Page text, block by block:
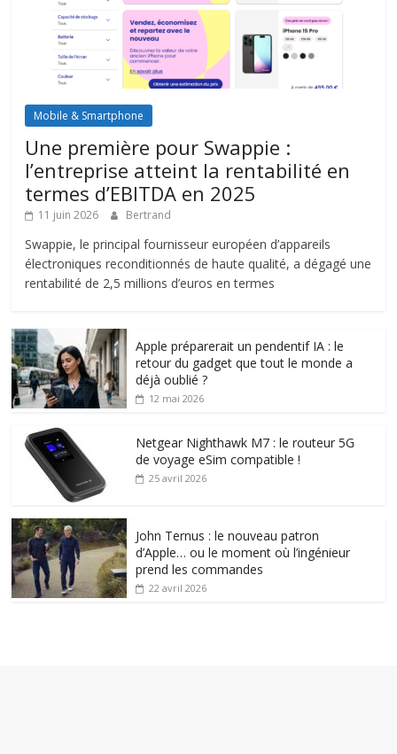
Mobile & Smartphone
Une première pour Swappie :
l’entreprise atteint la rentabilité en
termes d’EBITDA en 2025
11 juin 2026 Bertrand
Swappie, le principal fournisseur européen d’appareils
électroniques reconditionnés de haute qualité, a dégagé une
rentabilité de 2,5 millions d’euros en termes
Apple préparerait un pendentif IA : le
retour du gadget que tout le monde a
déjà oublié ?
12 mai 2026
Netgear Nighthawk M7 : le routeur 5G
de voyage eSim compatible !
25 avril 2026
John Ternus : le nouveau patron
d’Apple… ou le moment où l’ingénieur
prend les commandes
22 avril 2026